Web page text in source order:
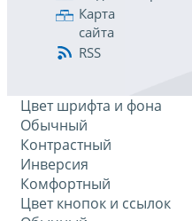
Карта
сайта
RSS
Цвет шрифта и фона
Обычный
Контрастный
Инверсия
Комфортный
Цвет кнопок и ссылок